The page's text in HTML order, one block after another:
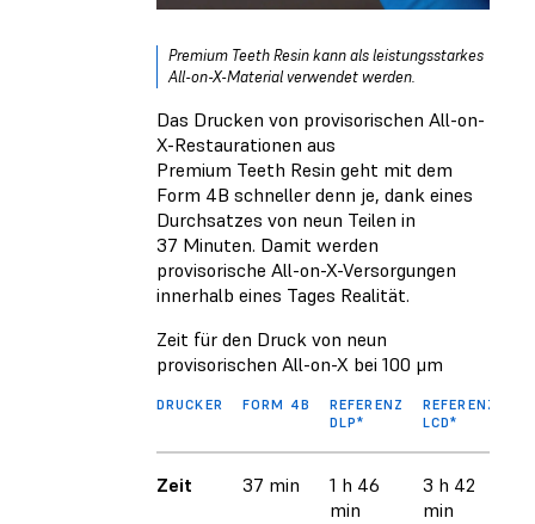
Premium Teeth Resin kann als leistungsstarkes
All-on-X-Material verwendet werden.
Das Drucken von provisorischen All-on-
X-Restaurationen aus
Premium Teeth Resin geht mit dem
Form 4B schneller denn je, dank eines
Durchsatzes von neun Teilen in
37 Minuten. Damit werden
provisorische All-on-X-Versorgungen
innerhalb eines Tages Realität.
Zeit für den Druck von neun
provisorischen All-on-X bei 100 μm
DRUCKER FORM 4B
REFERENZ
DLP*
REFERENZ
LCD*
Zeit 37 min
1 h 46
min
3 h 42
min